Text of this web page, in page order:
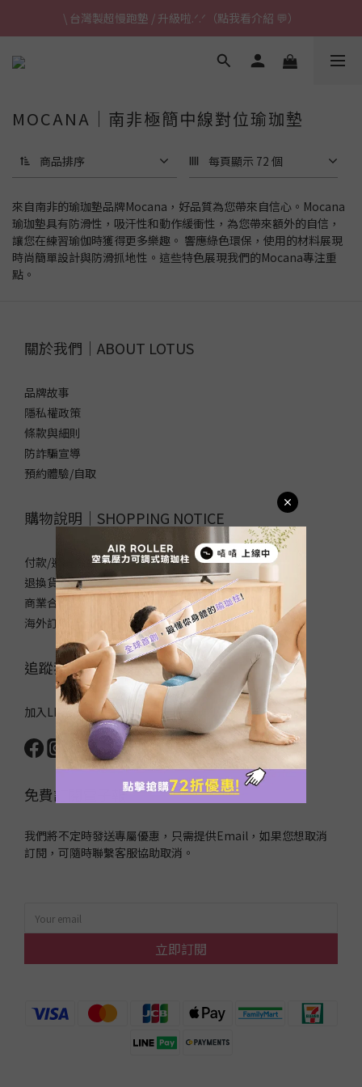
\ 台灣製超慢跑墊 / 升級啦.ᐟ.ᐟ（點我看介紹 💬）
\ 台灣製超慢跑墊 / 升級啦.ᐟ.ᐟ（點我看介紹 💬）
✈ 港澳免運｜滿HK$1,239免運 (指定商品)
MOCANA｜南非極簡中線對位瑜珈墊
商品排序 每頁顯示 72 個
來自南非的瑜珈墊品牌Mocana，好品質為您帶來自信心。Mocana
瑜珈墊具有防滑性，吸汗性和動作緩衝性，為您帶來額外的自信，
讓您在練習瑜伽時獲得更多樂趣。 響應綠色環保，使用的材料展現
時尚簡單設計與防滑抓地性。這些特色展現我們的Mocana專注重
點。
關於我們｜ABOUT LOTUS
品牌故事
隱私權政策
條款與細則
防詐騙宣導
預約體驗/自取
購物說明｜SHOPPING NOTICE
付款/運送方式
退換貨政策
商業合作/企業採購
海外訂購須知/常見問題
追蹤我們｜FOLLOW US
加入LINE官方帳號，領取50元優惠碼！
免費訂閱電子報
我們將不定時發送專屬優惠，只需提供Email，如果您想取消
訂閱，可隨時聯繫客服協助取消。
立即訂閱